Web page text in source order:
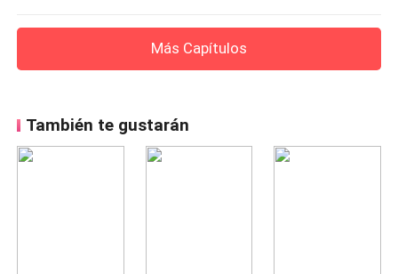
Más Capítulos
También te gustarán